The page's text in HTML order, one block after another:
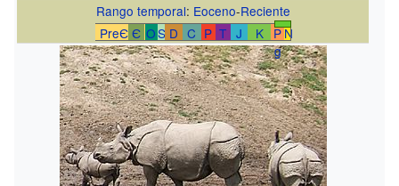
Rango temporal: Eoceno-Reciente
PreЄ Є OS D C P T J K
P
g
N